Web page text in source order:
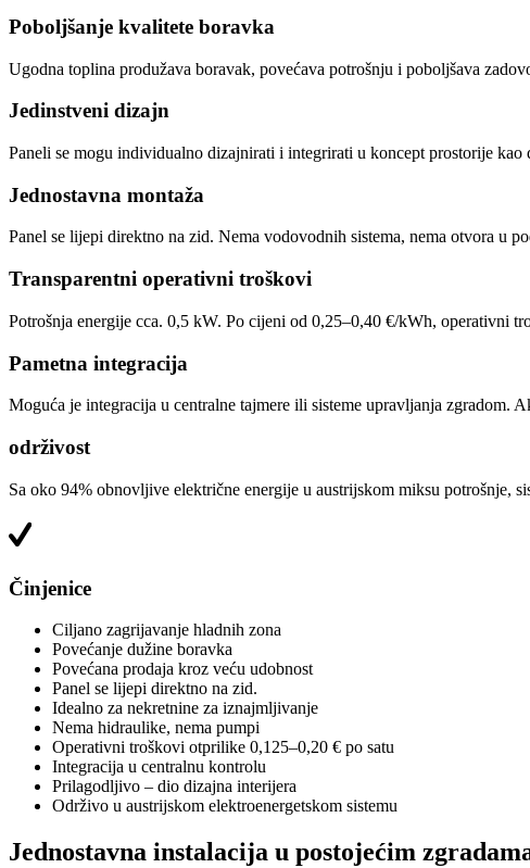
Poboljšanje kvalitete boravka
Ugodna toplina produžava boravak, povećava potrošnju i poboljšava
Jedinstveni dizajn
Paneli se mogu individualno dizajnirati i integrirati u koncept prostorije
Jednostavna montaža
Panel se lijepi direktno na zid. Nema vodovodnih sistema, nema otvora u
Transparentni operativni troškovi
Potrošnja energije cca. 0,5 kW. Po cijeni od 0,25–0,40 €/kWh, operativni
Pametna integracija
Moguća je integracija u centralne tajmere ili sisteme upravljanja zgradom.
održivost
Sa oko 94% obnovljive električne energije u austrijskom miksu potrošnje,
Činjenice
Ciljano zagrijavanje hladnih zona
Povećanje dužine boravka
Povećana prodaja kroz veću udobnost
Panel se lijepi direktno na zid.
Idealno za nekretnine za iznajmljivanje
Nema hidraulike, nema pumpi
Operativni troškovi otprilike 0,125–0,20 € po satu
Integracija u centralnu kontrolu
Prilagodljivo – dio dizajna interijera
Održivo u austrijskom elektroenergetskom sistemu
Jednostavna instalacija u postojećim